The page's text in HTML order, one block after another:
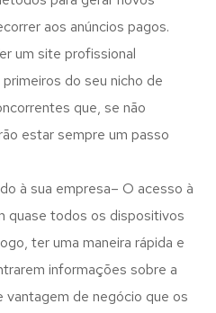
aos anúncios pagos.
um site profissional
do seu nicho de
que, se não
estar sempre um passo
à sua empresa– O acesso à
quase todos os dispositivos
ter uma maneira rápida e
informações sobre a
vantagem de negócio que os